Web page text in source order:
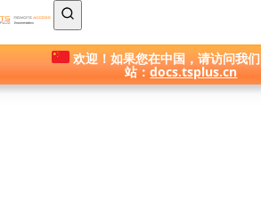
TSplus 文档 ®
欢迎！如果您在中国，请访问我
站：docs.tsplus.cn